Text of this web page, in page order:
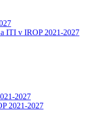
ITI v IROP 2021-2027
2027
2021-2027